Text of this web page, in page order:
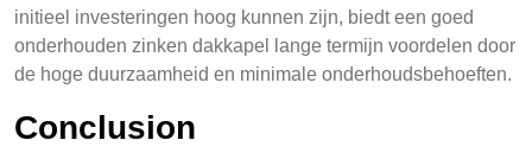
initieel investeringen hoog kunnen zijn, biedt een goed
onderhouden zinken dakkapel lange termijn voordelen door
de hoge duurzaamheid en minimale onderhoudsbehoeften.
Conclusion